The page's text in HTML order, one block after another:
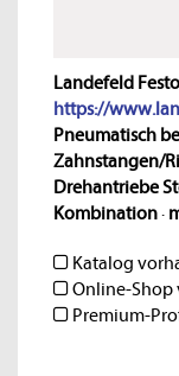
Landefeld
https://
Pneumatisch
Zahnstangen/
Drehantriebe
Kombination·
Katalog
Online-Shop
Premium-